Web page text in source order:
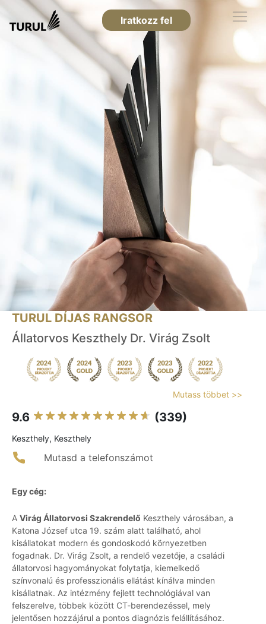
Iratkozz fel
TURUL DÍJAS RANGSOR
Állatorvos Keszthely Dr. Virág Zsolt
Mutass többet >>
9.6 (339)
Keszthely, Keszthely
Mutasd a telefonszámot
Egy cég:
A Virág Állatorvosi Szakrendelő Keszthely városában, a
Katona József utca 19. szám alatt található, ahol
kisállatokat modern és gondoskodó környezetben
fogadnak. Dr. Virág Zsolt, a rendelő vezetője, a családi
állatorvosi hagyományokat folytatja, kiemelkedő
színvonalú és professzionális ellátást kínálva minden
kisállatnak. Az intézmény fejlett technológiával van
felszerelve, többek között CT-berendezéssel, mely
jelentősen hozzájárul a pontos diagnózis felállításához.